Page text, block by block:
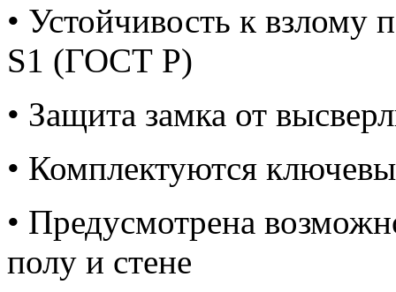
• Устойчивость к
S1 (ГОСТ Р)
• Защита замка от
• Комплектуются
• Предусмотрена
полу и стене